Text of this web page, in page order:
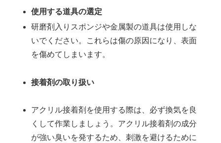
使用する道具の選定
研磨剤入りスポンジや金属製の道具は使用しな
いでください。これらは傷の原因になり、表面
を傷めてしまいます。
接着剤の取り扱い
アクリル接着剤を使用する際は、必ず換気を良
くして作業しましょう。アクリル接着剤の成分
が強い臭いを発するため、刺激を避けるために